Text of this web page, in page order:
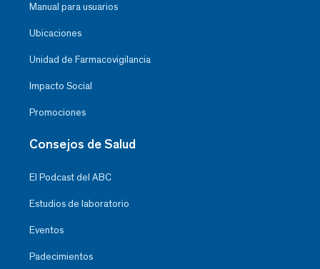
Manual para usuarios
Ubicaciones
Unidad de Farmacovigilancia
Impacto Social
Promociones
Consejos de Salud
El Podcast del ABC
Estudios de laboratorio
Eventos
Padecimientos